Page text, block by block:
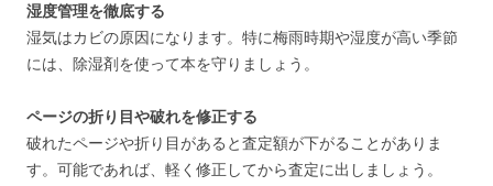
湿度管理を徹底する
湿気はカビの原因になります。特に梅雨時期や湿度が高い季節
には、除湿剤を使って本を守りましょう。
ページの折り目や破れを修正する
破れたページや折り目があると査定額が下がることがありま
す。可能であれば、軽く修正してから査定に出しましょう。